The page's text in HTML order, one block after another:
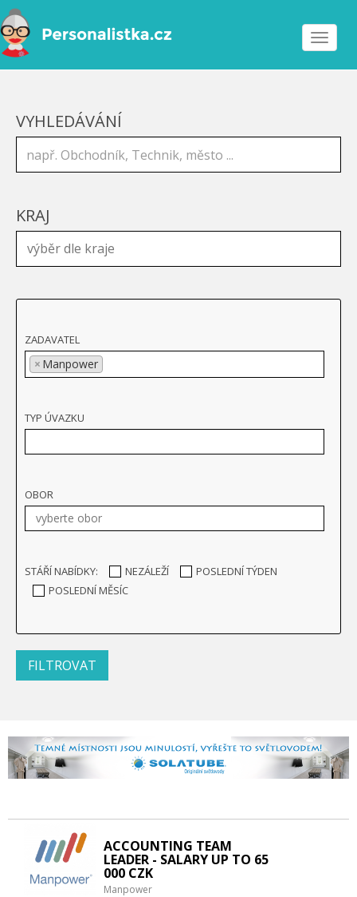
Toggle
VYHLEDÁVÁNÍ
KRAJ
ZADAVATEL
× Manpower
TYP ÚVAZKU
OBOR
STÁŘÍ NABÍDKY: NEZÁLEŽÍ
POSLEDNÍ TÝDEN
POSLEDNÍ MĚSÍC
ACCOUNTING TEAM
LEADER - SALARY UP TO 65
000 CZK
Manpower